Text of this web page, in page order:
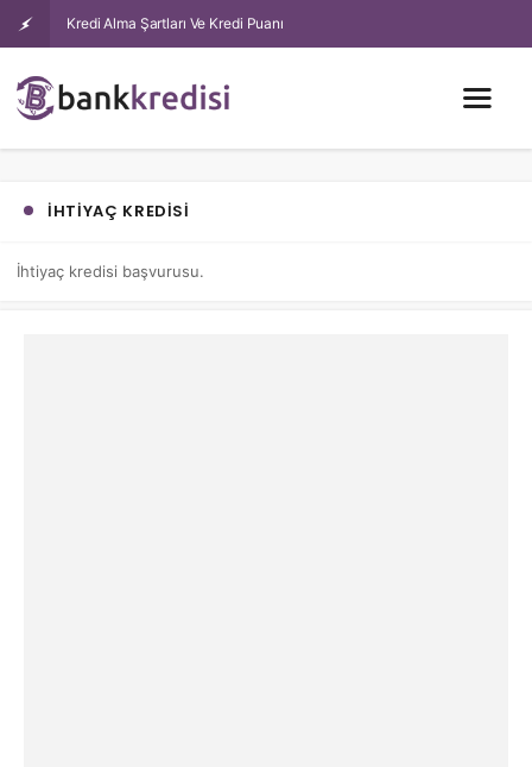
Kredi Alma Şartları Ve Kredi Puanı
İHTIYAÇ KREDISI
İhtiyaç kredisi başvurusu.